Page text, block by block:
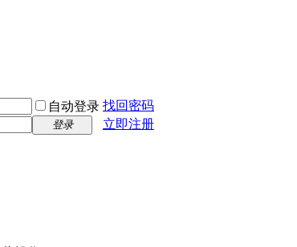
自动登录 找回密码
登录
立即注册